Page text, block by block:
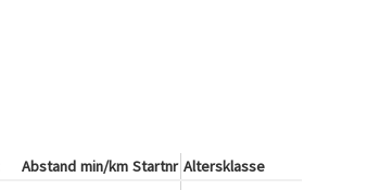
Abstand min/km Startnr Altersklasse